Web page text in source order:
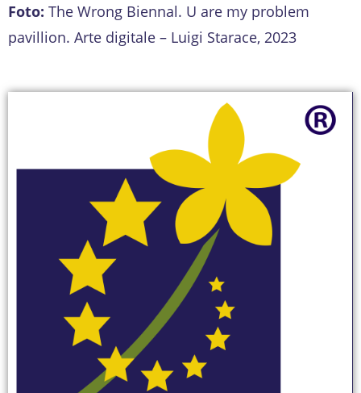
Foto: The Wrong Biennal. U are my problem
pavillion. Arte digitale – Luigi Starace, 2023